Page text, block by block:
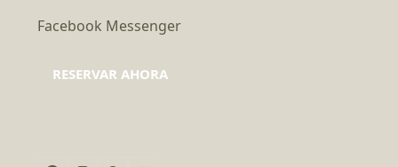
Facebook Messenger
RESERVAR AHORA